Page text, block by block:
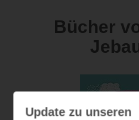
Bücher
Update zu unseren